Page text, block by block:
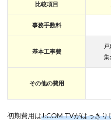
比較項目
事務手数料
基本工事費
集
その他の費用
初期費用はJ:COM TVがはっきり